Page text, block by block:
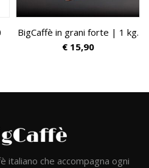
BigCaffè in grani forte | 1 kg.
€15,90
italiano che accompagna ogni